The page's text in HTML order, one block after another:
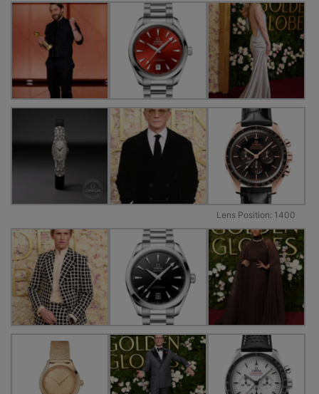
Lens Position: 1400